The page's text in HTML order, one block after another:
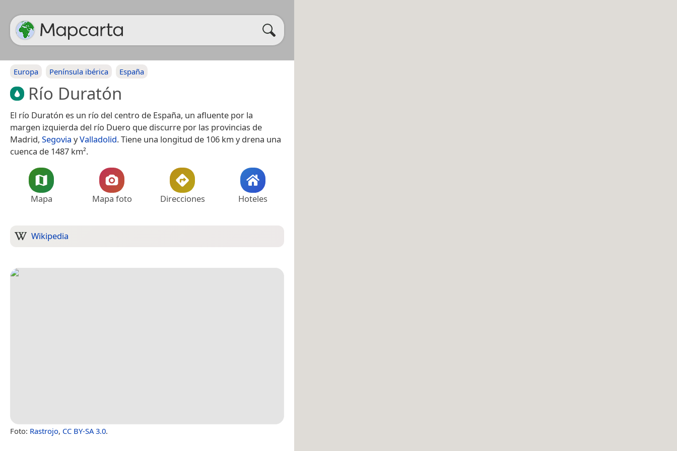
Europa Península ibérica España
Río Duratón
El río Duratón es un río del centro de España, un afluente por la
margen izquierda del río Duero que discurre por las provincias de
Madrid, Segovia yValladolid. Tiene una longitud de 106 km y drena una
cuenca de 1487 km².
Mapa Mapa foto Direcciones Hoteles
Wikipedia
Foto: Rastrojo, CC BY-SA 3.0.